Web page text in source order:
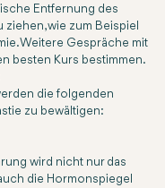
Entfernung des
wie zum Beispiel
Weitere Gespräche mit
besten Kurs bestimmen.
die folgenden
zu bewältigen:
wird nicht nur das
die Hormonspiegel